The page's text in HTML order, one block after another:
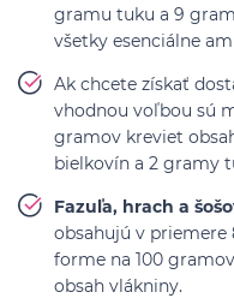
gramu tuku a 9
všetky esenciálne
Ak chcete získať
vhodnou voľbou sú
gramov kreviet
bielkovín a 2 gramy
Fazuľa, hrach a
obsahujú v
forme na 100
obsah vlákniny.